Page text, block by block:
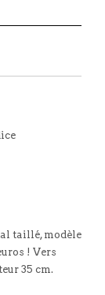
taillé, modèle
! Vers
35 cm.